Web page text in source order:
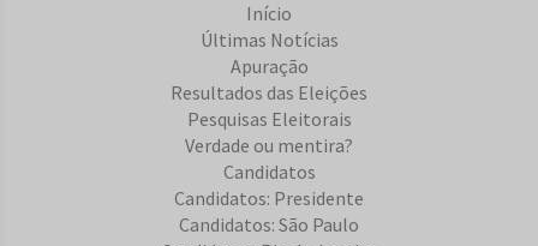
Início
Últimas Notícias
Apuração
Resultados das Eleições
Pesquisas Eleitorais
Verdade ou mentira?
Candidatos
Candidatos: Presidente
Candidatos: São Paulo